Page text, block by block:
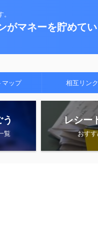
がマネーを貯めてい
マップ 相互リンク
覧
レシー
おす